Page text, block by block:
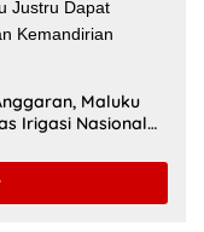
Sekolah,